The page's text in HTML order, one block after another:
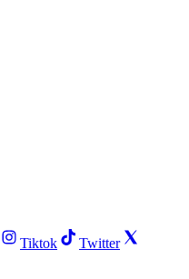
Tiktok Twitter